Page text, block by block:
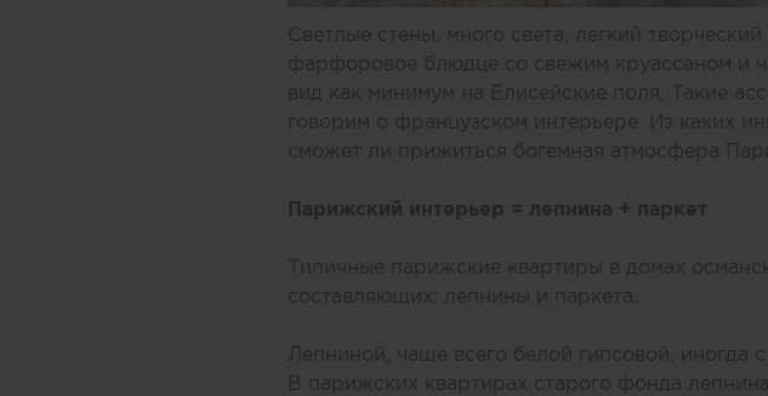
Светлые стены, много света, легкий
фарфоровое блюдце со свежим круассаном и
вид как минимум на Елисейские поля. Такие
говорим о французском интерьере. Из каких
сможет ли прижиться богемная атмосфера
Парижский интерьер = лепнина + паркет
Типичные парижские квартиры в домах
составляющих: лепнины и паркета.
Лепниной, чаще всего белой гипсовой, иногда
В парижских квартирах старого фонда